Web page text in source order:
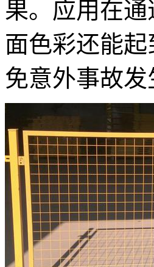
果。应用在
面色彩还能
免意外事故发